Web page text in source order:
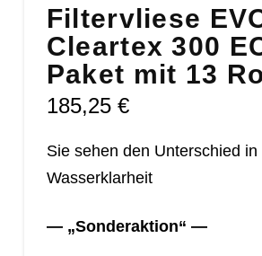
Filtervliese
Cleartex 300
Paket mit 13
185,25 €
Sie sehen den Unterschied in
Wasserklarheit
— „Sonderaktion“ —